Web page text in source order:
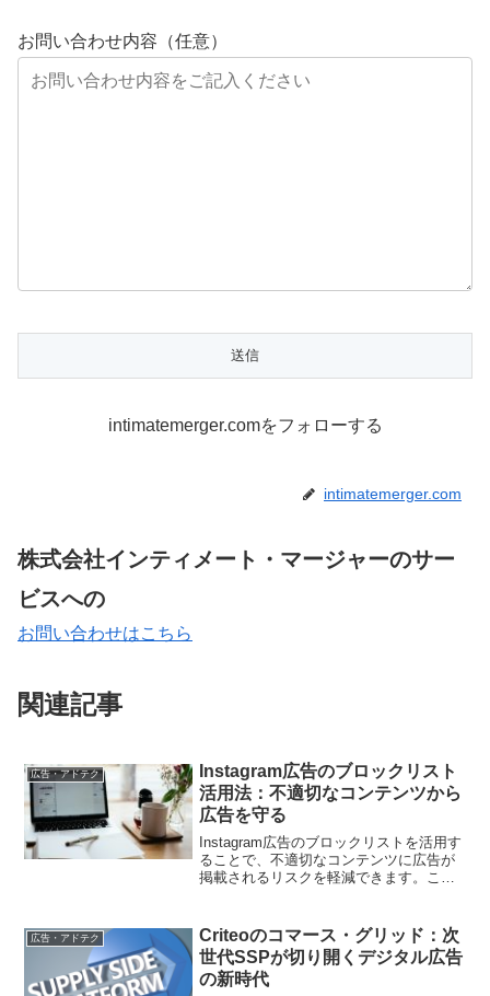
お問い合わせ内容（任意）
intimatemerger.comをフォローする
intimatemerger.com
株式会社インティメート・マージャーのサー
ビスへの
お問い合わせはこちら
関連記事
広告・アドテク
Instagram広告のブロックリスト
活用法：不適切なコンテンツから
広告を守る
Instagram広告のブロックリストを活用す
ることで、不適切なコンテンツに広告が
掲載されるリスクを軽減できます。この
広告・アドテク
Criteoのコマース・グリッド：次
世代SSPが切り開くデジタル広告
の新時代